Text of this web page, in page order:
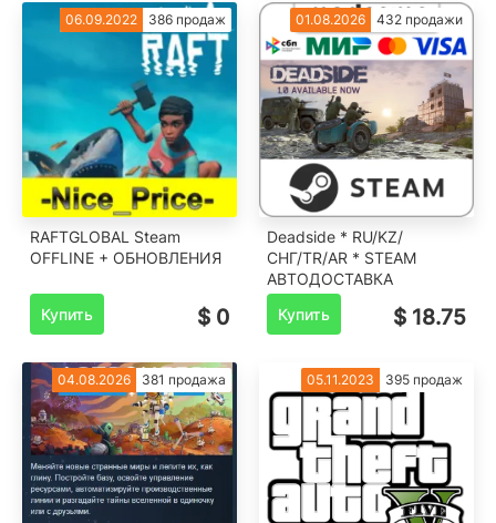
06.09.2022 386 продаж
RAFTGLOBAL Steam
OFFLINE + ОБНОВЛЕНИЯ
Купить $ 0
01.08.2026 432 продажи
Deadside * RU/KZ/
СНГ/TR/AR * STEAM
АВТОДОСТАВКА
Купить
$ 18.75
04.08.2026 381 продажа 05.11.2023 395 продаж